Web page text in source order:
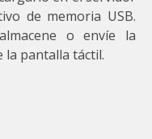
de memoria USB.
o envíe la
la pantalla táctil.